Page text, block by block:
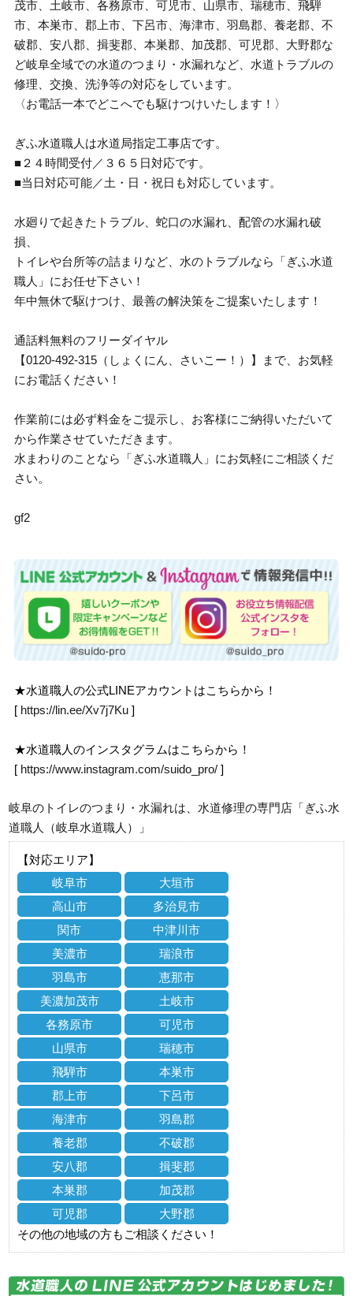
茂市、土岐市、各務原市、可児市、山県市、瑞穂市、飛騨
市、本巣市、郡上市、下呂市、海津市、羽島郡、養老郡、不
破郡、安八郡、揖斐郡、本巣郡、加茂郡、可児郡、大野郡な
ど岐阜全域での水道のつまり・水漏れなど、水道トラブルの
修理、交換、洗浄等の対応をしています。
〈お電話一本でどこへでも駆けつけいたします！〉
ぎふ水道職人は水道局指定工事店です。
■２４時間受付／３６５日対応です。
■当日対応可能／土・日・祝日も対応しています。
水廻りで起きたトラブル、蛇口の水漏れ、配管の水漏れ破
損、
トイレや台所等の詰まりなど、水のトラブルなら「ぎふ水道
職人」にお任せ下さい！
年中無休で駆けつけ、最善の解決策をご提案いたします！
通話料無料のフリーダイヤル
【0120-492-315（しょくにん、さいこー！）】まで、お気軽
にお電話ください！
作業前には必ず料金をご提示し、お客様にご納得いただいて
から作業させていただきます。
水まわりのことなら「ぎふ水道職人」にお気軽にご相談くだ
さい。
gf2
★水道職人の公式LINEアカウントはこちらから！
[ https://lin.ee/Xv7j7Ku ]
★水道職人のインスタグラムはこちらから！
[ https://www.instagram.com/suido_pro/ ]
岐阜のトイレのつまり・水漏れは、水道修理の専門店「ぎふ水
道職人（岐阜水道職人）」
【対応エリア】
岐阜市
大垣市
高山市
多治見市
関市
中津川市
美濃市
瑞浪市
羽島市
恵那市
美濃加茂市
土岐市
各務原市
可児市
山県市
瑞穂市
飛騨市
本巣市
郡上市
下呂市
海津市
羽島郡
養老郡
不破郡
安八郡
揖斐郡
本巣郡
加茂郡
可児郡
大野郡
その他の地域の方もご相談ください！